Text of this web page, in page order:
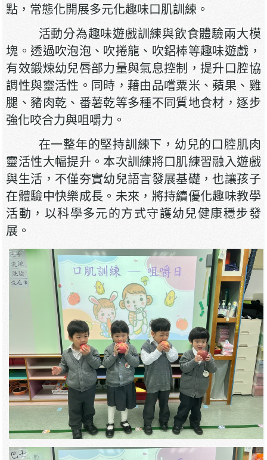
點，常態化開展多元化趣味口肌訓練。
活動分為趣味遊戲訓練與飲食體驗兩大模
塊。透過吹泡泡、吹捲龍、吹鋁棒等趣味遊戲，
有效鍛煉幼兒唇部力量與氣息控制，提升口腔協
調性與靈活性。同時，藉由品嚐粟米、蘋果、雞
腿、豬肉乾、番薯乾等多種不同質地食材，逐步
強化咬合力與咀嚼力。
在一整年的堅持訓練下，幼兒的口腔肌肉
靈活性大幅提升。本次訓練將口肌練習融入遊戲
與生活，不僅夯實幼兒語言發展基礎，也讓孩子
在體驗中快樂成長。未來，將持續優化趣味教學
活動，以科學多元的方式守護幼兒健康穩步發
展。